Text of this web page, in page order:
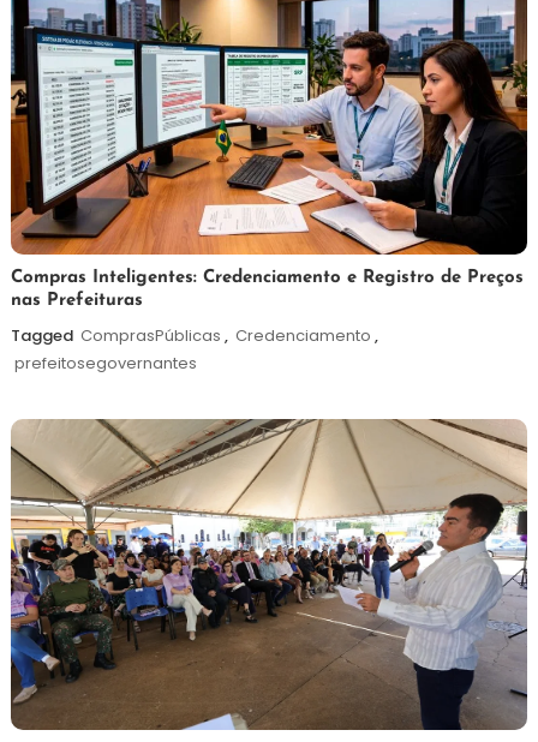
6
de
agosto
2026
Redação
Compras Inteligentes: Credenciamento e Registro de Preços
nas Prefeituras
Tagged ComprasPúblicas , Credenciamento ,
prefeitosegovernantes